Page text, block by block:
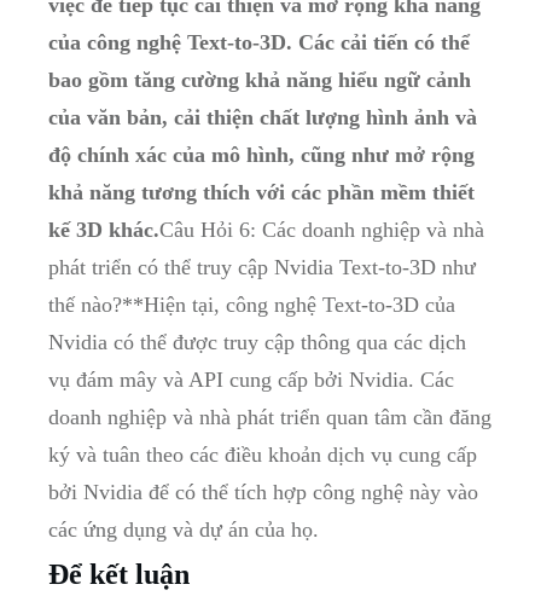
việc để tiếp tục cải thiện và mở rộng khả năng
của công nghệ Text-to-3D. Các cải tiến có thể
bao gồm tăng cường khả năng hiểu ngữ cảnh
của văn bản, cải thiện chất lượng hình ảnh và
độ chính xác của mô hình, cũng như mở rộng
khả năng tương thích với các phần mềm thiết
kế 3D khác.Câu Hỏi 6: Các doanh nghiệp và nhà
phát triển có thể truy cập Nvidia Text-to-3D như
thế nào?**Hiện tại, công nghệ Text-to-3D của
Nvidia có thể được truy cập thông qua các dịch
vụ đám mây và API cung cấp bởi Nvidia. Các
doanh nghiệp và nhà phát triển quan tâm cần đăng
ký và tuân theo các điều khoản dịch vụ cung cấp
bởi Nvidia để có thể tích hợp công nghệ này vào
các ứng dụng và dự án của họ.
Để kết luận